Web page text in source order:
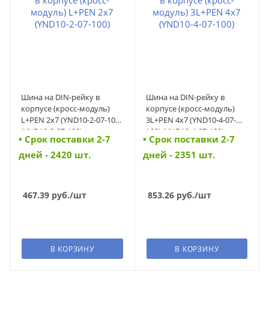
Шина на DIN-рейку в
корпусе (кросс-модуль)
L+PEN 2х7 (YND10-2-07-100)
(YND10-2-07-100)
• Cрок поставки 2-7
дней - 2420 шт.
467.39 руб./шт
В КОРЗИНУ
Шина на DIN-рейку в
корпусе (кросс-модуль)
3L+PEN 4х7 (YND10-4-07-
100) (YND10-4-07-100)
• Cрок поставки 2-7
дней - 2351 шт.
853.26руб./шт
В КОРЗИНУ